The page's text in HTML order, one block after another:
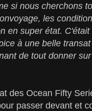
si nous cherchons
les
en super état.
à une belle
de tout donner
des Ocean Fifty
passer devant et